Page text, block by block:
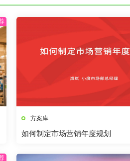
方案库
如何制定市场营销年度规划